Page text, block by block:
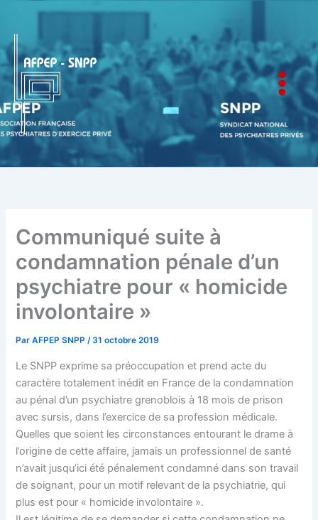
contenu
AFPEP-SNPP
Communiqué suite à
condamnation pénale d’un
psychiatre pour « homicide
involontaire »
ParAFPEP SNPP/31 octobre 2019
Le SNPP exprime sa préoccupation et prend acte du
caractère totalement inédit en France de la condamnation
au pénal d’un psychiatre grenoblois à 18 mois de prison
avec sursis, dans l’exercice de sa profession médicale.
Quelles que soient les circonstances entourant le drame à
l’origine de cette affaire, jamais un professionnel de santé
n’avait jusqu’ici été pénalement condamné dans son travail
de soignant, pour un motif relevant de la psychiatrie, qui
plus est pour « homicide involontaire ».